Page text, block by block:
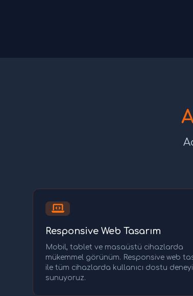
Responsive Web Tasarım
Mobil, tablet ve masaüstü cihazlarda
mükemmel görünüm. Responsive web
ile tüm cihazlarda kullanıcı dostu
sunuyoruz.